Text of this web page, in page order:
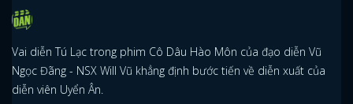
Vai diễn Tú Lạc trong phim Cô Dâu Hào Môn của đạo diễn Vũ
Ngọc Đãng - NSX Will Vũ khẳng định bước tiến về diễn xuất của
diễn viên Uyển Ân.